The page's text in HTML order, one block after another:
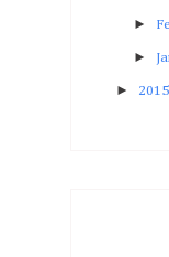
►
►
► 2015